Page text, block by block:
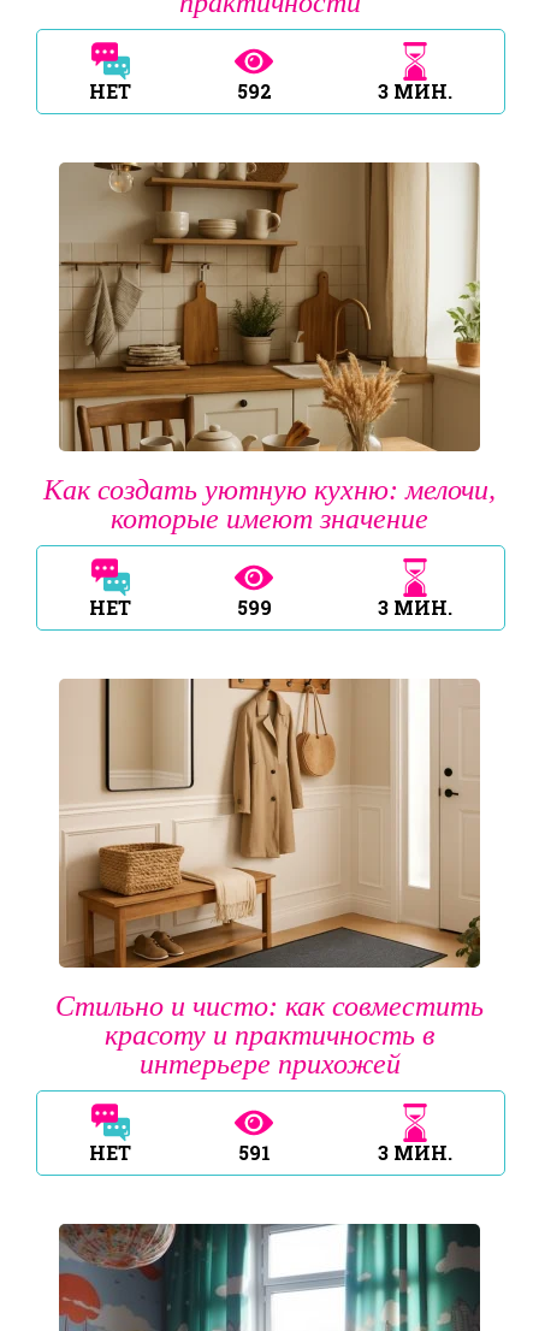
НЕТ 592 3 МИН.
Как создать уютную кухню: мелочи,
которые имеют значение
НЕТ 599 3 МИН.
Стильно и чисто: как совместить
красоту и практичность в
интерьере прихожей
НЕТ 591 3 МИН.